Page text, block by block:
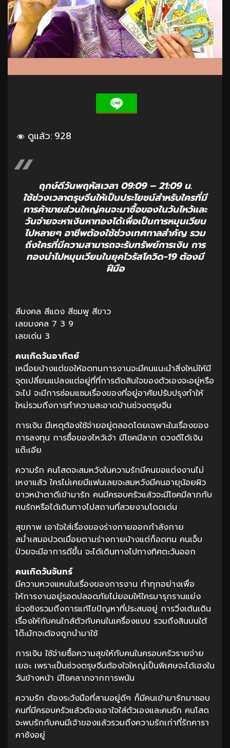
ดูแล้ว: 928
ฤกษ์ดีวันพฤหัสเวลา 09:09 – 21:09 น.
ใช้ช่วงเวลาตรุษจีนให้เป็นประโยชน์สำหรับใครที่มี
การค้าขายส่วนใหญ่คนจะมาซื้อของในวันไหว้และ
วันจ่ายจะหาเงินหาทองได้เพื่อเป็นการหมุนเวียน
ไปหลายๆ อาชีพต้องใช้ช่วงเทศกาลสำคัญ รวม
ถึงใครที่มีความสามารถจะรับทรัพย์การเงิน การ
ทองนำไปหมุนเวียนในยุคไวรัสโควิด-19 ต้องมี
ฝีมือ
สีมงคล สีแดง สีชมพู สีขาว
เลขมงคล 7 3 9
เลขเด่น 3
คนเกิดวันอาทิตย์
เหนื่อยบ้างแต่ขอให้อดทนการงานจะมีคนแนะนำสิ่งใหม่ให้มี
จุดเปลี่ยนแปลงแต่อยู่ที่ที่การตัดสินใจของตัวเองจะอยู่หรือ
จะไป จะมีการซ่อมแซมเรื่องของที่อยู่อาศัยปรับปรุงทำให้
ใหม่รวมถึงการทำความสะอาดบ้านช่วงตรุษจีน
การเงิน มีเหตุต้องใช้จ่ายอยู่ตลอดโดยเฉพาะในเรื่องของ
การลงทุน การซื้อของไหว้เจ้า มีโชคมีลาภ ดวงดีได้เงิน
แต๊ะเอีย
ความรัก คนโสดจะสมหวังในความรักมีคนขอแต่งงานไม่
เหงาแล้ว ใครไม่เคยมีแฟนเลยจะสมหวังมีคนอายุน้อยผิว
ขาวหน้าตาดีเข้ามารัก คนมีครอบครัวแล้วจะมีโชคมีลาภกับ
คนรักหรือได้เดินทางไปสถานที่สวยงามโดดเด่น
สุขภาพ เอาใจใส่เรื่องของร่างกายออกกำลังกาย
สม่ำเสมอปวดเมื่อยตามร่างกายบ้างแต่ก็อดทน คนเจ็บ
ป่วยจะมีอาการดีขึ้น จะได้เดินทางไปทางทิศตะวันออก
คนเกิดวันจันทร์
มีความหวงแหนในเรื่องของการงาน ทำทุกอย่างเพื่อ
ให้การงานอยู่รอดปลอดภัยไม่ยอมให้ใครมารุกรานแย่ง
ช่วงชิงรวมถึงการแก้ไขปัญหาที่ประสบอยู่ การวิ่งเต้นเดิน
เรื่องให้กับคนใกล้ตัวกับคนในเครื่องแบบ รวมถึงสินบนใต้
โต๊ะมักจะต้องถูกนำมาใช้
การเงิน ใช้จ่ายซื้อความสุขให้กับคนในครอบครัวรายจ่าย
เยอะ เพราะเป็นช่วงตรุษจีนต้องใจใหญ่เป็นพิเศษจะได้เฮงใน
วันข้างหน้า มีโชคลาภจากการพนัน
ความรัก ต้องระวังมือที่สามอยู่ดีๆ ก็มีคนเข้ามารักมาชอบ
คนที่มีครอบครัวแล้วต้องเอาใจใส่ตัวเองและคนรัก คนโสด
จะพบรักกับคนมีเจ้าของแล้วรวมถึงความรักเก่าที่รักคารา
คาซังอยู่